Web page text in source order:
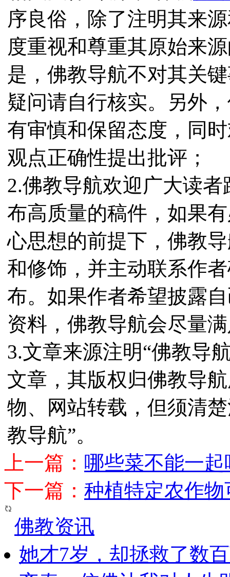
序良俗，除了注明其来
度重视和尊重其原始来
是，佛教导航不对其关
疑问请自行核实。另外
有审慎和保留态度，同
观点正确性提出批评；
2.佛教导航欢迎广大读
布高质量的稿件，如果
心思想的前提下，佛教
和修饰，并主动联系作
布。如果作者希望披露
资料，佛教导航会尽量
3.文章来源注明“佛教导
文章，其版权归佛教导
物、网站转载，但须清
教导航”。
上一篇： 哪些菜不能一起
下一篇： 种植特定农作
佛教资讯
她才7岁，却拯救了数